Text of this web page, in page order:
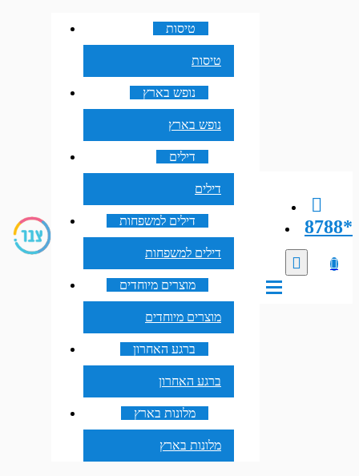
8788*
טיסות
טיסות
נופש בארץ
נופש בארץ
דילים
דילים
דילים למשפחות
דילים למשפחות
מוצרים מיוחדים
מוצרים מיוחדים
ברגע האחרון
ברגע האחרון
מלונות בארץ
מלונות בארץ